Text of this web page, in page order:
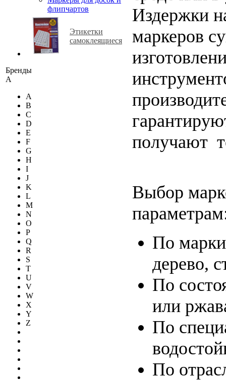
флипчартов
Этикетки
самоклеящиеся
Бренды
A
A
B
C
D
E
F
G
H
I
J
K
L
M
N
O
P
Q
R
S
T
U
V
W
X
Y
Z
Издержки
маркеров
получают
Выбор
По
дерево,
По
или
По
По